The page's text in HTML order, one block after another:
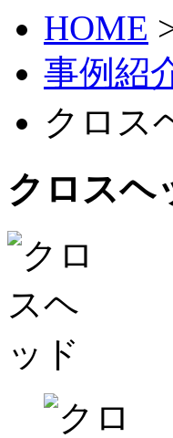
HOME
事例紹
クロス
クロスヘ